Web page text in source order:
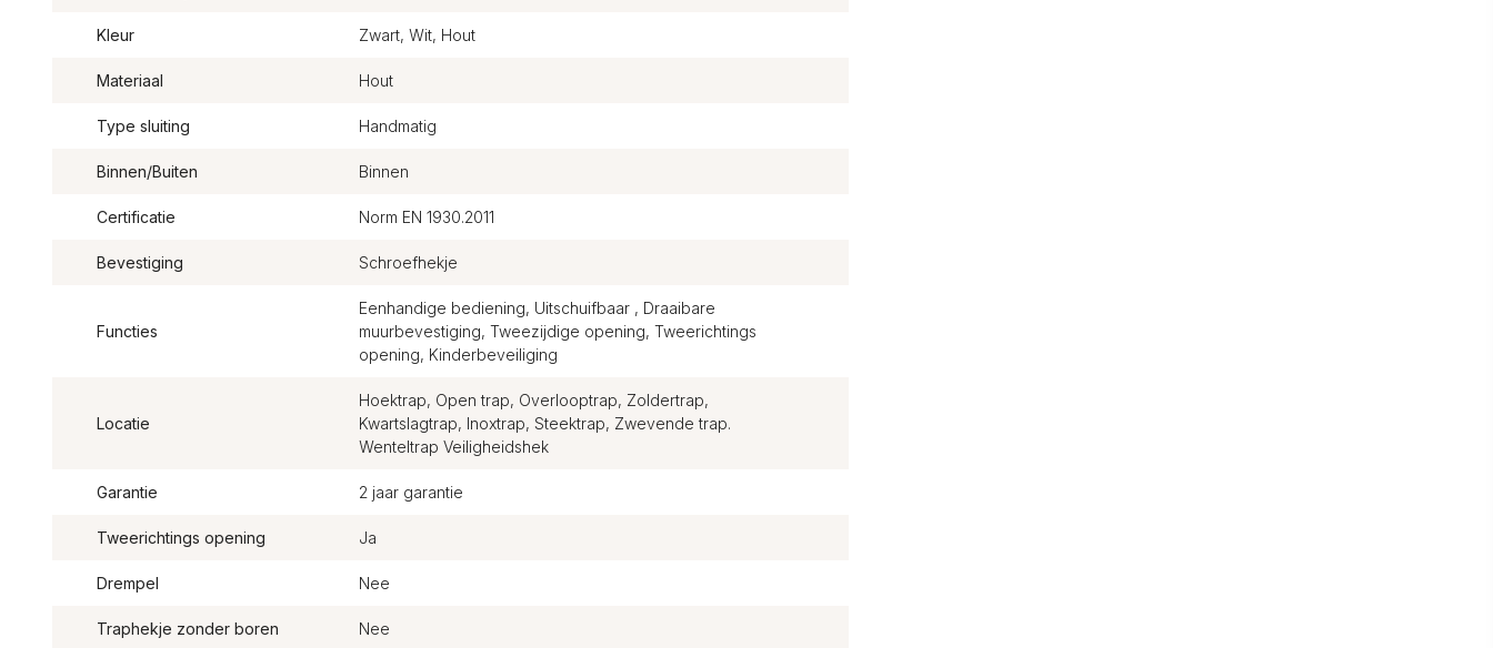
Kleur Zwart, Wit, Hout
Materiaal Hout
Type sluiting Handmatig
Binnen/Buiten Binnen
Certificatie Norm EN 1930.2011
Bevestiging Schroefhekje
Functies
Eenhandige bediening, Uitschuifbaar , Draaibare
muurbevestiging, Tweezijdige opening, Tweerichtings
opening, Kinderbeveiliging
Locatie
Hoektrap, Open trap, Overlooptrap, Zoldertrap,
Kwartslagtrap, Inoxtrap, Steektrap, Zwevende trap.
Wenteltrap Veiligheidshek
Garantie 2 jaar garantie
Tweerichtings opening Ja
Drempel Nee
Traphekje zonder boren Nee